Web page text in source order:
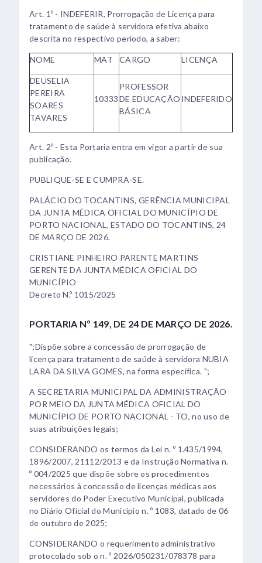
Art. 1º - INDEFERIR, Prorrogação de Licença para
tratamento de saúde à servidora efetiva abaixo
descrita no respectivo período, a saber:
NOME MAT CARGO LICENÇA
DEUSELIA
PEREIRA
SOARES
TAVARES
10333
PROFESSOR
DE EDUCAÇÃO
BÁSICA
INDEFERIDO
Art. 2º - Esta Portaria entra em vigor a partir de sua
publicação.
PUBLIQUE-SE E CUMPRA-SE.
PALÁCIO DO TOCANTINS, GERÊNCIA MUNICIPAL
DA JUNTA MÉDICA OFICIAL DO MUNICÍPIO DE
PORTO NACIONAL, ESTADO DO TOCANTINS, 24
DE MARÇO DE 2026.
CRISTIANE PINHEIRO PARENTE MARTINS
GERENTE DA JUNTA MÉDICA OFICIAL DO
MUNICÍPIO
Decreto N.º 1015/2025
PORTARIA Nº 149, DE 24 DE MARÇO DE 2026.
";Dispõe sobre a concessão de prorrogação de
licença para tratamento de saúde à servidora NUBIA
LARA DA SILVA GOMES, na forma específica. ";
A SECRETARIA MUNICIPAL DA ADMINISTRAÇÃO
POR MEIO DA JUNTA MÉDICA OFICIAL DO
MUNICÍPIO DE PORTO NACIONAL - TO, no uso de
suas atribuições legais;
CONSIDERANDO os termos da Lei n. º 1.435/1994,
1896/2007, 21112/2013 e da Instrução Normativa n.
º 004/2025 que dispõe sobre os procedimentos
necessários à concessão de licenças médicas aos
servidores do Poder Executivo Municipal, publicada
no Diário Oficial do Município n. º 1083, datado de 06
de outubro de 2025;
CONSIDERANDO o requerimento administrativo
protocolado sob o n. º 2026/050231/078378 para